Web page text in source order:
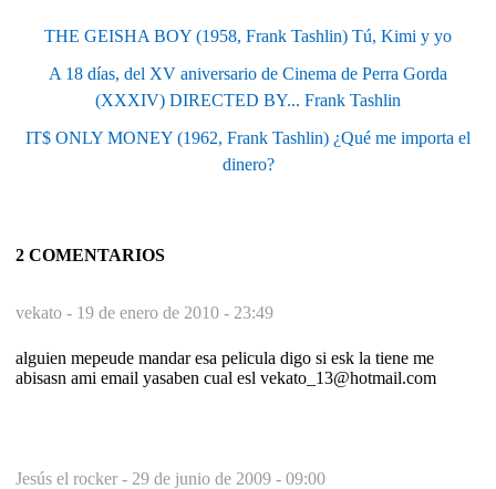
THE GEISHA BOY (1958, Frank Tashlin) Tú, Kimi y yo
A 18 días, del XV aniversario de Cinema de Perra Gorda
(XXXIV) DIRECTED BY... Frank Tashlin
IT$ ONLY MONEY (1962, Frank Tashlin) ¿Qué me importa el
dinero?
2 COMENTARIOS
vekato - 19 de enero de 2010 - 23:49
alguien mepeude mandar esa pelicula digo si esk la tiene me
abisasn ami email yasaben cual esl vekato_13@hotmail.com
Jesús el rocker - 29 de junio de 2009 - 09:00